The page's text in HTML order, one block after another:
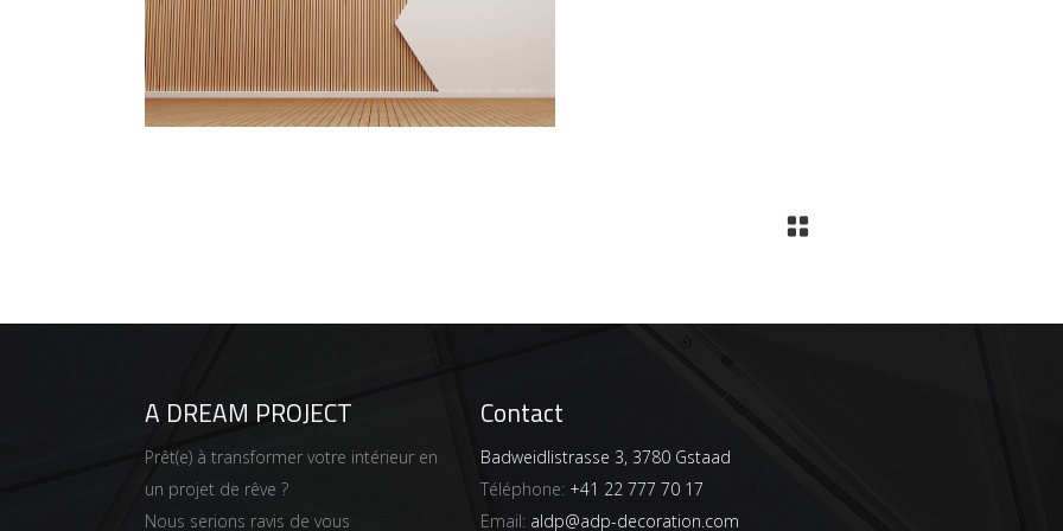
A DREAM PROJECT
Prêt(e) à transformer votre intérieur en
un projet de rêve ?
Nous serions ravis de vous
Contact
Badweidlistrasse 3, 3780 Gstaad
Téléphone: +41 22 777 70 17
Email: aldp@adp-decoration.com